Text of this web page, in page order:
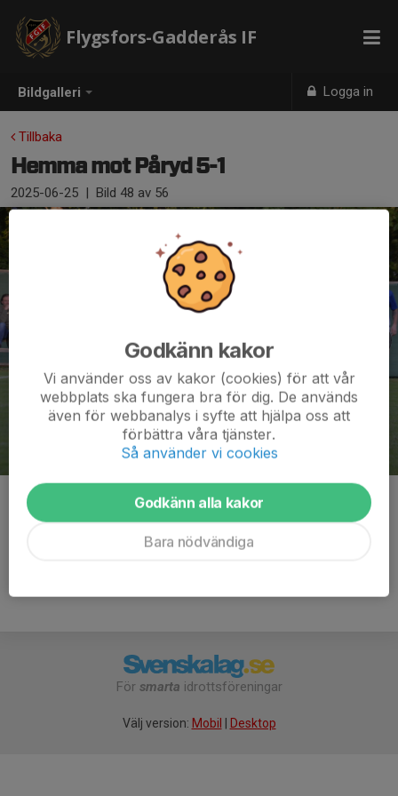
Bildgalleri Logga in
Flygsfors-Gadderås IF
Tillbaka
Hemma mot Påryd 5-1
2025-06-25 | Bild 48 av 56
Kommentarer
För smarta idrottsföreningar
Välj version: Mobil Desktop
Godkänn kakor
Vi använder oss av kakor (cookies) för att vår
webbplats ska fungera bra för dig. De används
även för webbanalys i syfte att hjälpa oss att
förbättra våra tjänster.
Så använder vi cookies
Godkänn alla kakor
Bara nödvändiga